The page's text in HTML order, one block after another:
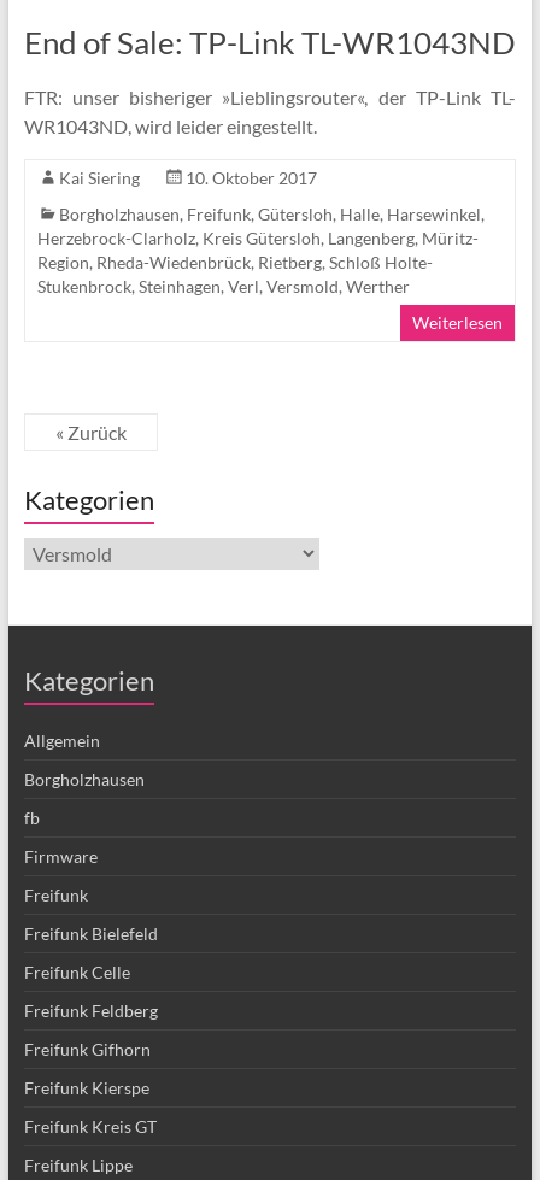
End of Sale: TP-Link TL-WR1043ND
FTR: unser bisheriger »Lieblingsrouter«, der TP-Link TL-
WR1043ND, wird leider eingestellt.
Kai Siering
10. Oktober 2017
Borgholzhausen, Freifunk, Gütersloh, Halle, Harsewinkel,
Herzebrock-Clarholz, Kreis Gütersloh, Langenberg, Müritz-
Region, Rheda-Wiedenbrück, Rietberg, Schloß Holte-
Stukenbrock, Steinhagen, Verl, Versmold, Werther
Weiterlesen
« Zurück
Kategorien
Kategorien
Kategorien
Allgemein
Borgholzhausen
fb
Firmware
Freifunk
Freifunk Bielefeld
Freifunk Celle
Freifunk Feldberg
Freifunk Gifhorn
Freifunk Kierspe
Freifunk Kreis GT
Freifunk Lippe